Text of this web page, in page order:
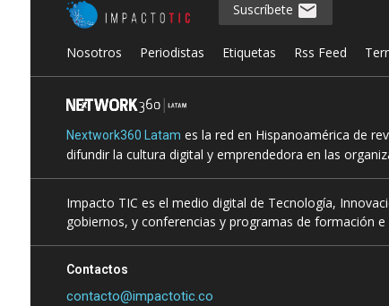
Suscríbete
Nosotros Periodistas Etiquetas Rss Feed
Nextwork360 Latam es la red en Hispanoamérica de
difundir la cultura digital y emprendedora en las
Impacto TIC es el medio digital de Tecnología,
gobiernos, y conferencias y programas de formación
Contactos
contacto@impactotic.co